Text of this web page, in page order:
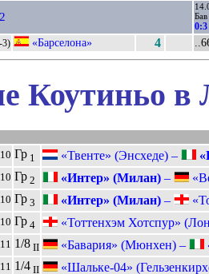
Бав
0:3
3) «Барселона» 4
Коутиньо в
Гр 1 «Твенте» (Энсхеде) –
Гр 2 «Интер» (Милан) –
Гр 3 «Интер» (Милан) –
Гр 4
«Тоттенхэм Хотспур»
1/8 II «Бавария» (Мюнхен) –
1/4 II «Шальке-04»